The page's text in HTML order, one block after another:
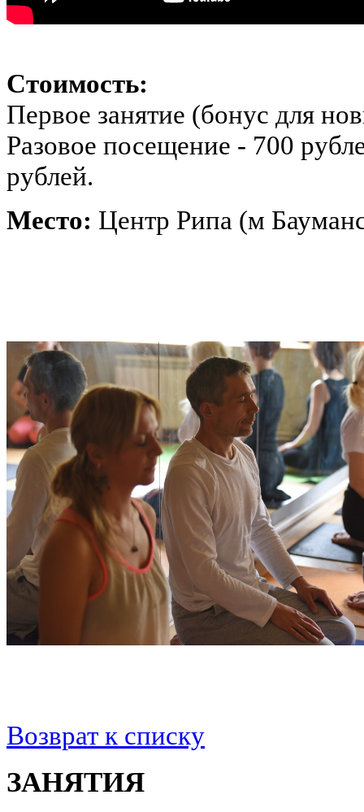
Стоимость:
Первое занятие (бонус для
Разовое посещение - 700
рублей.
Место: Центр Рипа (м
Возврат к списку
ЗАНЯТИЯ